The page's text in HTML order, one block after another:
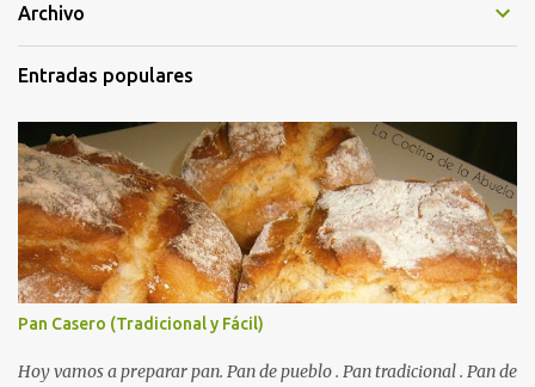
Archivo
Entradas populares
Pan Casero (Tradicional y Fácil)
Hoy vamos a preparar pan. Pan de pueblo . Pan tradicional . Pan de